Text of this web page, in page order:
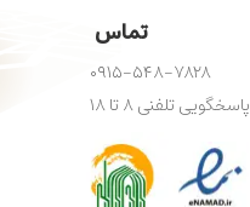
تماس
۰۹۱۵-۵۴۸-۷۸۲۸
پاسخگویی تلفنی ۸ تا ۱۸